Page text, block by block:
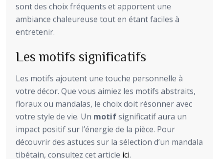
sont des choix fréquents et apportent une
ambiance chaleureuse tout en étant faciles à
entretenir.
Les motifs significatifs
Les motifs ajoutent une touche personnelle à
votre décor. Que vous aimiez les motifs abstraits,
floraux ou mandalas, le choix doit résonner avec
votre style de vie. Un motifsignificatif aura un
impact positif sur l’énergie de la pièce. Pour
découvrir des astuces sur la sélection d’un mandala
tibétain, consultez cet article ici.